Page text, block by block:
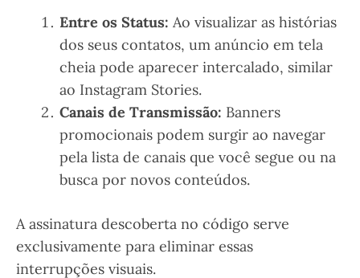
Entre os Status: Ao visualizar as histórias
dos seus contatos, um anúncio em tela
cheia pode aparecer intercalado, similar
ao Instagram Stories.
Canais de Transmissão: Banners
promocionais podem surgir ao navegar
pela lista de canais que você segue ou na
busca por novos conteúdos.
A assinatura descoberta no código serve
exclusivamente para eliminar essas
interrupções visuais.